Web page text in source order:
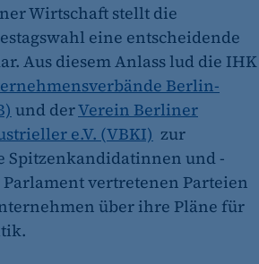
Wirtschaft stellt die
eine entscheidende
Aus diesem Anlass lud die IHK
Berlin-
und derVerein Berliner
e.V. (VBKI) zur
Spitzenkandidatinnen und -
vertretenen Parteien
über ihre Pläne für